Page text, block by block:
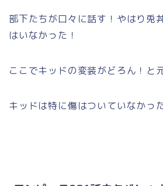
部下たちが口々に話す！やはり兎
はいなかった！
ここでキッドの変装がどろん！と
キッドは特に傷はついていなかっ